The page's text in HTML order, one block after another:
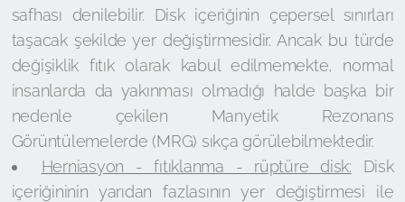
safhası denilebilir. Disk içeriğinin çepersel sınırları
taşacak şekilde yer değiştirmesidir. Ancak bu türde
değişiklik fıtık olarak kabul edilmemekte, normal
insanlarda da yakınması olmadığı halde başka bir
nedenle çekilen Manyetik Rezonans
Görüntülemelerde (MRG) sıkça görülebilmektedir.
Herniasyon - fıtıklanma - rüptüre disk: Disk
içeriğininin yarıdan fazlasının yer değiştirmesi ile